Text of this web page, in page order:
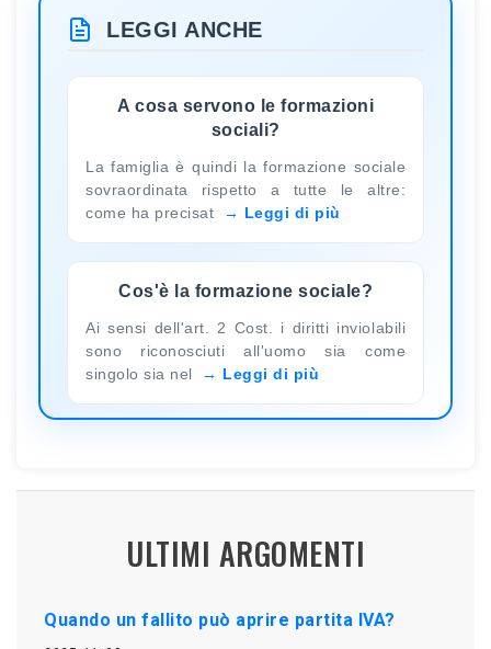
LEGGI ANCHE
A cosa servono le formazioni
sociali?
La famiglia è quindi la formazione sociale
sovraordinata rispetto a tutte le altre:
come ha precisat
Leggi di più
Cos'è la formazione sociale?
Ai sensi dell'art. 2 Cost. i diritti inviolabili
sono riconosciuti all'uomo sia come
singolo sia nel
Leggi di più
ULTIMI ARGOMENTI
Quando un fallito può aprire partita IVA?